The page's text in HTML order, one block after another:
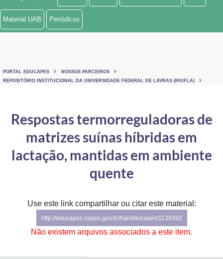
Ministério de Minas e Energia
Ministério do Turismo
Controladoria-Geral da União
Gabinete de Segurança Institucional
Advocacia-Geral da União
Material UAB Periódicos
PORTAL EDUCAPES
NOSSOS PARCEIROS
REPOSITÓRIO INSTITUCIONAL DA UNIVERSIDADE FEDERAL DE LAVRAS (RIUFLA)
Respostas termorreguladoras de
matrizes suínas híbridas em
lactação, mantidas em ambiente
quente
Use este link compartilhar ou citar este material:
http://educapes.capes.gov.br/handle/capes/1138392
Não existem arquivos associados a este item.